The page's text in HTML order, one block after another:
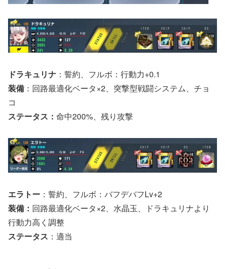
ドラキュリナ ：誓約、フルボ：行動力+0.1
装備 ：回路最適化ベータ×2、突撃型戦闘システム、チョ
コ
ステータス： 命中200%、残り攻撃
エラトー ：誓約、フルボ：バフデバフLv+2
装備： 回路最適化ベータ×2、水晶玉、ドラキュリナより
行動力高く調整
ステータス ：適当